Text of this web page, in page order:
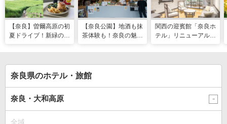
【奈良】曽爾高原の初
夏ドライブ！新緑の絶
【奈良公園】地酒も抹
茶体験も！奈良の魅力
関西の迎賓館「奈良ホ
テル」リニューアルオ
奈良県のホテル・旅館
奈良・大和高原
全域